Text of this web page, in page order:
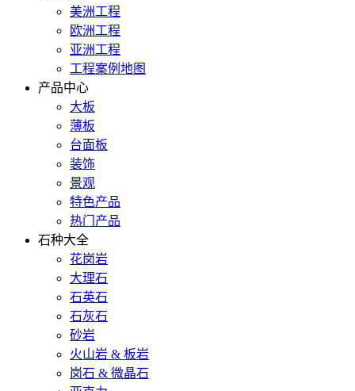
美洲工程
欧洲工程
亚洲工程
工程案例地图
产品中心
大板
薄板
台面板
装饰
景观
特色产品
热门产品
石种大全
花岗岩
大理石
石英石
石灰石
砂岩
火山岩 & 板岩
岗石 & 微晶石